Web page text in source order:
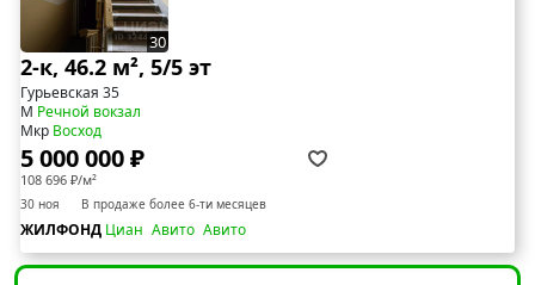
30
2-к, 46.2 м², 5/5 эт
Гурьевская 35
М Речной вокзал
Мкр Восход
5 000 000 ₽
108 696 ₽/м²
30 ноя В продаже более 6-ти месяцев
ЖИЛФОНД Циан Авито Авито